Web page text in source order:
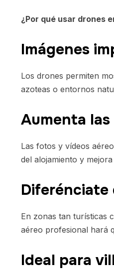
¿Por qué usar drones
Imágenes
Los drones permiten
azoteas o entornos
Aumenta
Las fotos y vídeos
del alojamiento y
Diferénciate
En zonas tan turísticas
aéreo profesional hará
Ideal para